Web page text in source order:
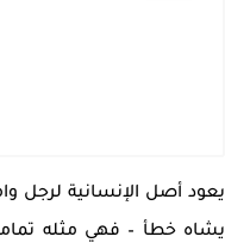
يعود أصل الإنسانية لرجل
يشاه خطأ – فهي مثله